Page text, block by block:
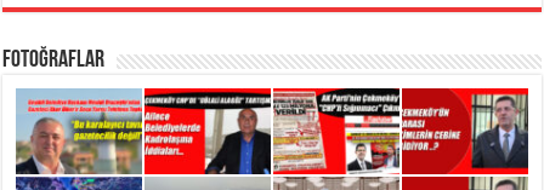
Fotoğraflar